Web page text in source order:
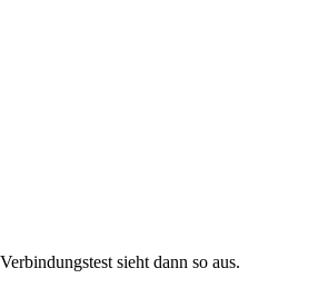
sieht dann so aus.